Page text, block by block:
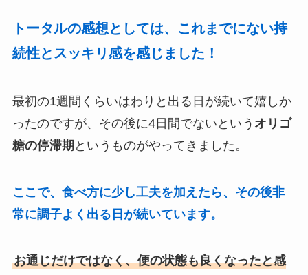
トータルの感想としては、これまでにない持
続性とスッキリ感を感じました！
最初の1週間くらいはわりと出る日が続いて嬉しか
ったのですが、その後に4日間でないという オリゴ
糖の停滞期 というものがやってきました。
ここで、食べ方に少し工夫を加えたら、その後非
常に調子よく出る日が続いています。
お通じだけではなく、便の状態も良くなったと感